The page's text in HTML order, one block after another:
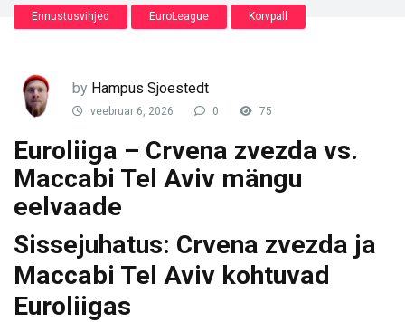
Ennustusvihjed EuroLeague Korvpall
by Hampus Sjoestedt
veebruar 6, 2026 0 75
Euroliiga – Crvena zvezda vs.
Maccabi Tel Aviv mängu
eelvaade
Sissejuhatus: Crvena zvezda ja
Maccabi Tel Aviv kohtuvad
Euroliigas